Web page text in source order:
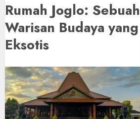
Rumah Joglo: Sebuah
Warisan Budaya yang
Eksotis